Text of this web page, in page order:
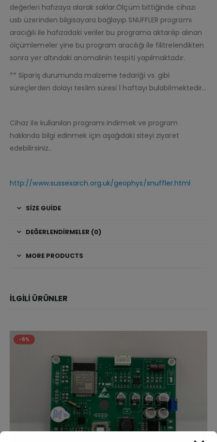
değerleri hafızaya alarak saklar.Ölçüm bittiğinde cihazı
usb üzerinden bilgisayara bağlayıp SNUFFLER programı
aracığılı ile hafızadaki veriler bu programa aktarılıp alınan
ölçümlemeler yine bu program aracılığı ile filitrelendikten
sonra yer altındaki anomalinin tespiti yapılmaktadır.
** Sipariş durumunda malzeme tedariği vs. gibi
süreçlerden dolayı teslim süresi 1 haftayı bulabilmektedir…
Cihaz ile kullanılan programı indirmek ve program
hakkında bilgi edinmek için aşağıdaki siteyi ziyaret
edebilirsiniz..
http://www.sussexarch.org.uk/geophys/snuffler.html
SIZE GUIDE
DEĞERLENDIRMELER (0)
MORE PRODUCTS
İLGİLİ ÜRÜNLER
-6%